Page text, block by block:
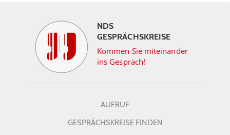
NDS
GESPRÄCHSKREISE
Kommen Sie miteinander
ins Gespräch!
AUFRUF
GESPRÄCHSKREISE FINDEN